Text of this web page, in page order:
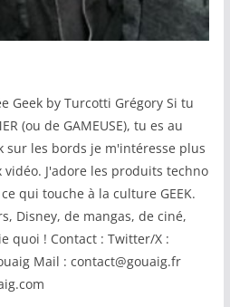
Geek by Turcotti Grégory Si tu
(ou de GAMEUSE), tu es au
sur les bords je m'intéresse plus
J'adore les produits techno
qui touche à la culture GEEK.
Disney, de mangas, de ciné,
quoi ! Contact : Twitter/X :
Mail : contact@gouaig.fr